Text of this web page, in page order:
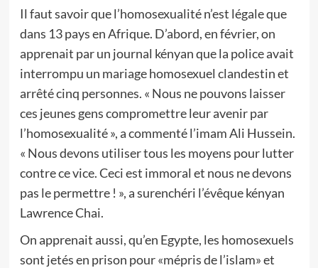
Il faut savoir que l’homosexualité n’est légale que
dans 13 pays en Afrique. D’abord, en février, on
apprenait par un journal kényan que la police avait
interrompu un mariage homosexuel clandestin et
arrêté cinq personnes. « Nous ne pouvons laisser
ces jeunes gens compromettre leur avenir par
l’homosexualité », a commenté l’imam Ali Hussein.
« Nous devons utiliser tous les moyens pour lutter
contre ce vice. Ceci est immoral et nous ne devons
pas le permettre ! », a surenchéri l’évêque kényan
Lawrence Chai.
On apprenait aussi, qu’en Egypte, les homosexuels
sont jetés en prison pour «mépris de l’islam» et